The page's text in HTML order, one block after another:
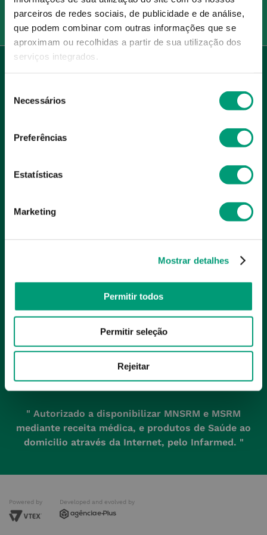
parceiros de redes sociais, de publicidade e de análise,
que podem combinar com outras informações que se
aproximam ou recolhidas a partir de sua utilização dos
serviços integrados.
Necessários
Preferências
Estatísticas
Marketing
Mostrar detalhes
Permitir todos
Permitir seleção
Rejeitar
Redes Sociais
Conta
Produtos Favoritos
A NOSSA FARMÁCIA
Termos e Condições
Política de Cookies
OS NOSSOS CONTATOS
Farmácias perto de si
MÉTODOS DE PAGAMENTO
" Autorizado a disponibilizar MNSRM e MSRM
mediante receita médica, e produtos de Saúde ao
domicilio através da Internet, pelo Infarmed. "
Powered by Developed and evolved by